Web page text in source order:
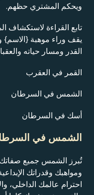
ويحكم المشتري حظهم.
تابع القراءة لاستكشاف
يقف وراء موهبة {الاسم}
القدر ومسار حياته
القمر في العقرب
الشمس في السرطان
أسك في السرطان
الشمس في
تُبرز الشمس جميع
ومواهبك وقدراتك
احترام عالمك الداخلي،